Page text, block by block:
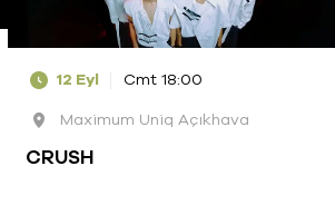
12 Eyl
Cmt 18:00
Maximum Uniq Açıkhava
CRUSH